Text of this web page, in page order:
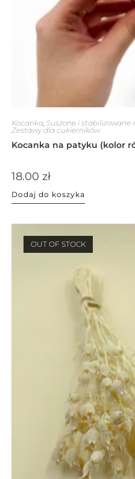
Kocanka, Suszone i stabilizowane
Zestawy dla cukierników
Kocanka na patyku (kolor
18.00 zł
Dodaj do koszyka
OUT OF STOCK